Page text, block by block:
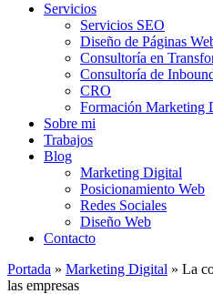
Servicios
Servicios SEO
Diseño de Páginas
Consultoría en
Consultoría de
CRO
Formación Marketing
Sobre mi
Trabajos
Blog
Marketing Digital
Posicionamiento Web
Redes Sociales
Diseño Web
Contacto
Portada » Marketing Digital » La
las empresas